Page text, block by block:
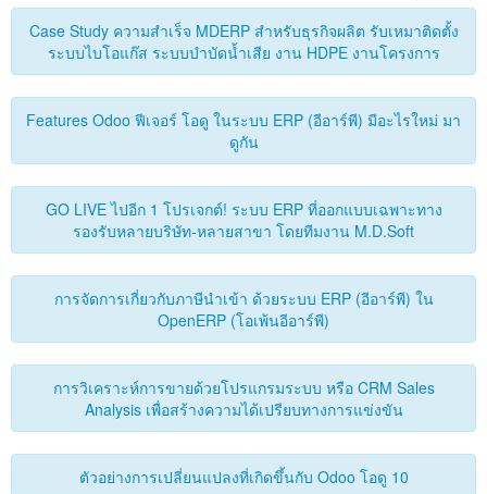
ความรู้
ลูกค้า
ร่วมงานกับเรา
ช่วยเหลือ
ติดต่อเรา
Case Study ความสำเร็จ MDERP สำหรับธุรกิจผลิต รับเหมาติดตั้ง
ระบบไบโอแก๊ส ระบบบำบัดน้ำเสีย งาน HDPE งานโครงการ
Features Odoo ฟีเจอร์ โอดู ในระบบ ERP (อีอาร์พี) มีอะไรใหม่ มา
ดูกัน
GO LIVE ไปอีก 1 โปรเจกต์! ระบบ ERP ที่ออกแบบเฉพาะทาง
รองรับหลายบริษัท-หลายสาขา โดยทีมงาน M.D.Soft
การจัดการเกี่ยวกับภาษีนำเข้า ด้วยระบบ ERP (อีอาร์พี) ใน
OpenERP (โอเพ้นอีอาร์พี)
การวิเคราะห์การขายด้วยโปรแกรมระบบ หรือ CRM Sales
Analysis เพื่อสร้างความได้เปรียบทางการแข่งขัน
ตัวอย่างการเปลี่ยนแปลงที่เกิดขึ้นกับ Odoo โอดู 10